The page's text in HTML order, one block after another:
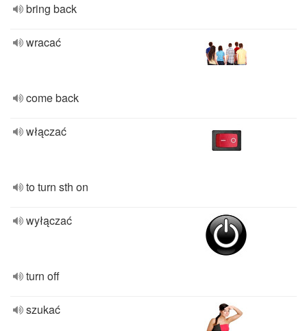
bring back
wracać
come back
włączać
to turn sth on
wyłączać
turn off
szukać